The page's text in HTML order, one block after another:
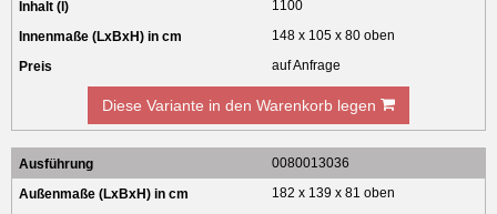
1100
148 x 105 x 80 oben
auf Anfrage
Diese Variante in den Warenkorb legen
0080013036
182 x 139 x 81 oben